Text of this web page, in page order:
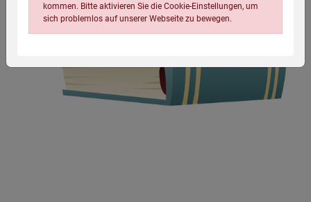
kommen. Bitte aktivieren Sie die Cookie-Einstellungen, um
sich problemlos auf unserer Webseite zu bewegen.